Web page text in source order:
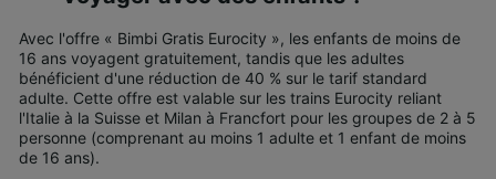
Avec l'offre « Bimbi Gratis Eurocity », les enfants de moins de
16 ans voyagent gratuitement, tandis que les adultes
bénéficient d'une réduction de 40 % sur le tarif standard
adulte. Cette offre est valable sur les trains Eurocity reliant
l'Italie à la Suisse et Milan à Francfort pour les groupes de 2 à 5
personne (comprenant au moins 1 adulte et 1 enfant de moins
de 16 ans).